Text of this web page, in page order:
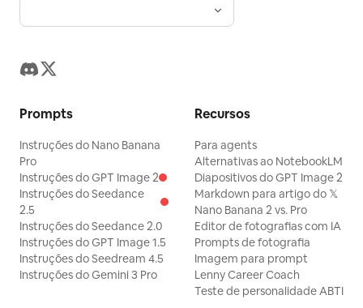
Prompts
Instruções do Nano Banana
Pro
Instruções do GPT Image 2
Instruções do Seedance
2.5
Instruções do Seedance 2.0
Instruções do GPT Image 1.5
Instruções do Seedream 4.5
Instruções do Gemini 3 Pro
Recursos
Para agents
Alternativas ao NotebookLM
Diapositivos do GPT Image 2
Markdown para artigo do 𝕏
Nano Banana 2 vs. Pro
Editor de fotografias com IA
Prompts de fotografia
Imagem para prompt
Lenny Career Coach
Teste de personalidade ABTI